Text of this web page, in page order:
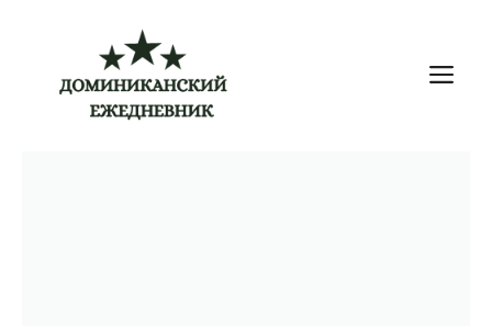
содержимому